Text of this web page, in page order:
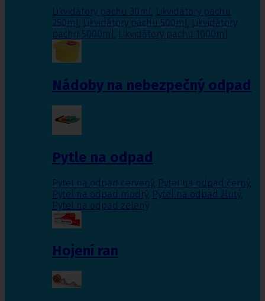
Likvidátory pachu 30ml, Likvidátory pachu
250ml, Likvidátory pachu 500ml, Likvidátory
pachu 5000ml, Likvidátory pachu 1000ml
Nádoby na nebezpečný odpad
Pytle na odpad
Pytel na odpad červený, Pytel na odpad černý,
Pytel na odpad modrý, Pytel na odpad žlutý,
Pytel na odpad zelený
Hojení ran